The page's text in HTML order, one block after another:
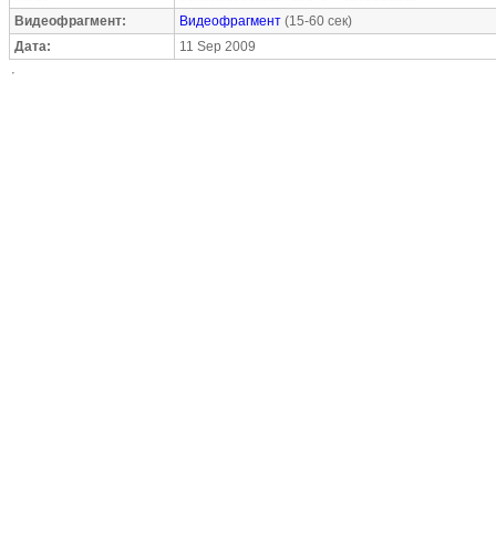
Видеофрагмент:
Видеофрагмент (15-60 сек)
Дата:
11 Sep 2009